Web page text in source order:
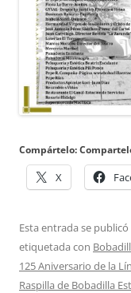
Compártelo:
X
Esta entrada se publicó
etiquetada con
125 Aniversario de la
Raspilla de Bobadilla